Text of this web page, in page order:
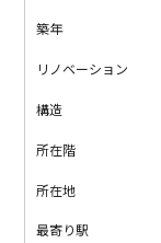
築年
リノベーション
構造
所在階
所在地
最寄り駅